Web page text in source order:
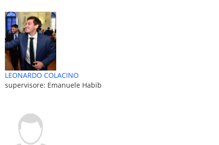
LEONARDO COLACINO
supervisore: Emanuele Habib